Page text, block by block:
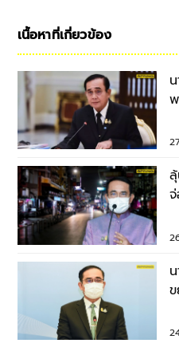
เนื้อหาที่เกี่ยวข้อง